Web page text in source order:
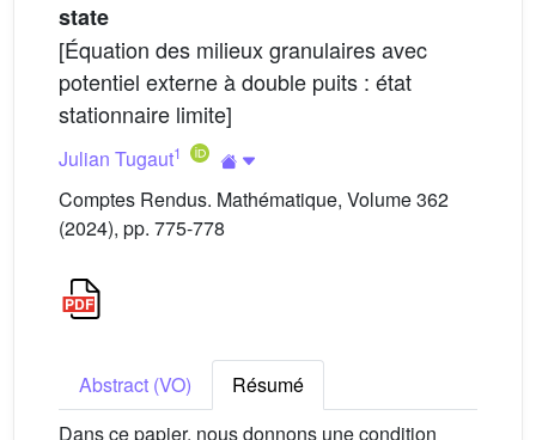
state
[Équation des milieux granulaires avec
potentiel externe à double puits : état
stationnaire limite]
Julian Tugaut1
Comptes Rendus. Mathématique, Volume 362
(2024), pp. 775-778
Abstract (VO)
Résumé
Dans ce papier, nous donnons une condition